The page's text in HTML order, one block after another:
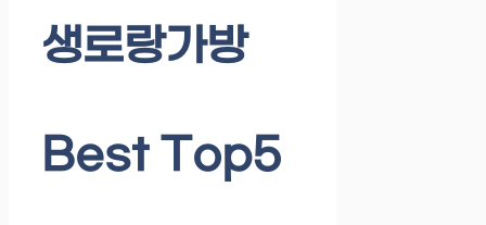
생로랑가방
Best Top5